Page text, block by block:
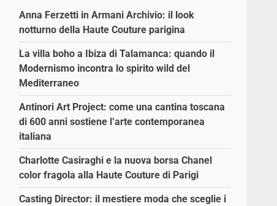
Anna Ferzetti in Armani Archivio: il look
notturno della Haute Couture parigina
La villa boho a Ibiza di Talamanca: quando il
Modernismo incontra lo spirito wild del
Mediterraneo
Antinori Art Project: come una cantina toscana
di 600 anni sostiene l’arte contemporanea
italiana
Charlotte Casiraghi e la nuova borsa Chanel
color fragola alla Haute Couture di Parigi
Casting Director: il mestiere moda che sceglie i